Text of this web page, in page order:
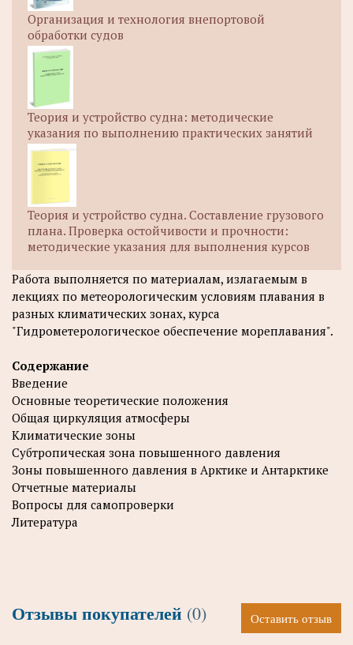
Организация и технология внепортовой
обработки судов
Теория и устройство судна: методические
указания по выполнению практических занятий
Теория и устройство судна. Составление грузового
плана. Проверка остойчивости и прочности:
методические указания для выполнения курсов
Работа выполняется по материалам, излагаемым в
лекциях по метеорологическим условиям плавания в
разных климатических зонах, курса
"Гидрометерологическое обеспечение мореплавания".
Содержание
Введение
Основные теоретические положения
Общая циркуляция атмосферы
Климатические зоны
Субтропическая зона повышенного давления
Зоны повышенного давления в Арктике и Антарктике
Отчетные материалы
Вопросы для самопроверки
Литература
Отзывы покупателей (0) Оставить отзыв